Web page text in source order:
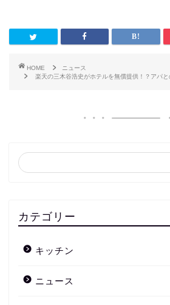
HOME
ニュース
楽天の三木谷浩史がホテルを無償提供！？アパと
カテゴリー
キッチン
ニュース